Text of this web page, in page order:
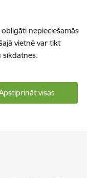
nepieciešamās
vietnē var tikt
sīkdatnes.
visas